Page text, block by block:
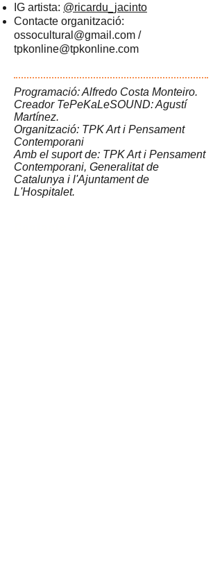
IG artista: @ricardu_jacinto
Contacte organització:
ossocultural@gmail.com /
tpkonline@tpkonline.com
Programació: Alfredo Costa Monteiro.
Creador TePeKaLeSOUND: Agustí
Martínez​.
Organització: TPK Art i Pensament
Contemporani
Amb el suport de: TPK Art i Pensament
Contemporani, Generalitat de
Catalunya i l'Ajuntament de
L'Hospitalet.